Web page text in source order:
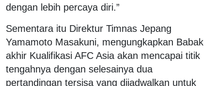
dengan lebih percaya diri.”
Sementara itu Direktur Timnas Jepang
Yamamoto Masakuni, mengungkapkan Babak
akhir Kualifikasi AFC Asia akan mencapai titik
tengahnya dengan selesainya dua
pertandingan tersisa yang dijadwalkan untuk